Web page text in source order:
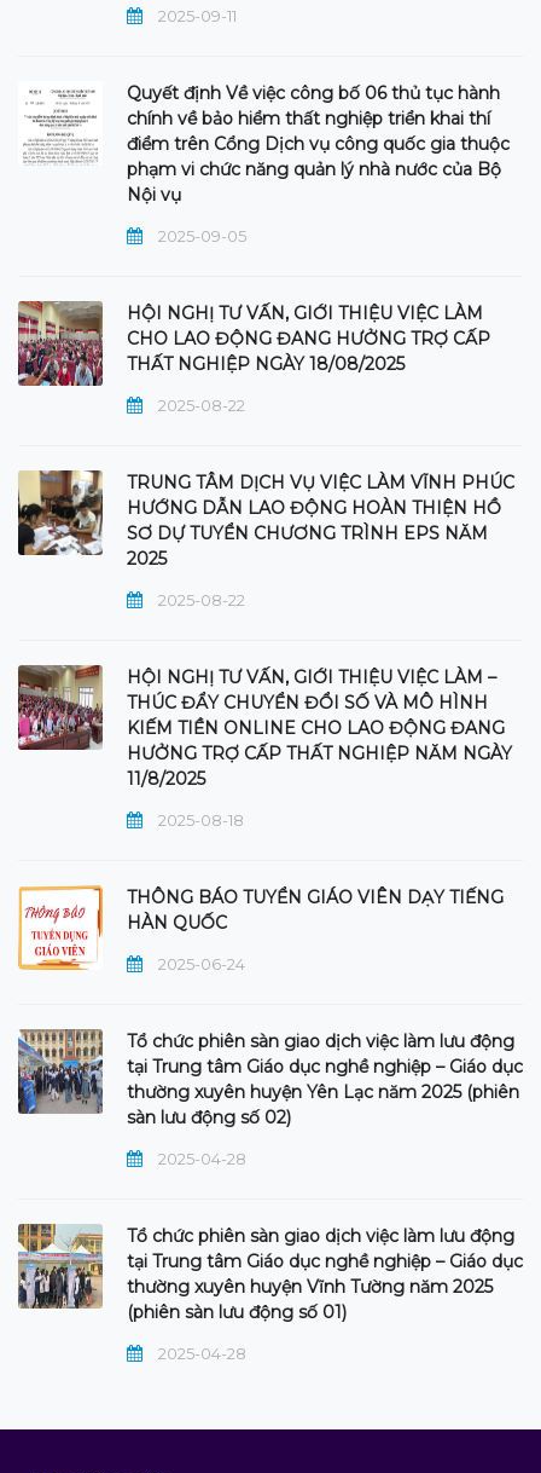
2025-09-11
Quyết định Về việc công bố 06 thủ tục hành
chính về bảo hiểm thất nghiệp triển khai thí
điểm trên Cổng Dịch vụ công quốc gia thuộc
phạm vi chức năng quản lý nhà nước của Bộ
Nội vụ
2025-09-05
HỘI NGHỊ TƯ VẤN, GIỚI THIỆU VIỆC LÀM
CHO LAO ĐỘNG ĐANG HƯỞNG TRỢ CẤP
THẤT NGHIỆP NGÀY 18/08/2025
2025-08-22
TRUNG TÂM DỊCH VỤ VIỆC LÀM VĨNH PHÚC
HƯỚNG DẪN LAO ĐỘNG HOÀN THIỆN HỒ
SƠ DỰ TUYỂN CHƯƠNG TRÌNH EPS NĂM
2025
2025-08-22
HỘI NGHỊ TƯ VẤN, GIỚI THIỆU VIỆC LÀM –
THÚC ĐẨY CHUYỂN ĐỔI SỐ VÀ MÔ HÌNH
KIẾM TIỀN ONLINE CHO LAO ĐỘNG ĐANG
HƯỞNG TRỢ CẤP THẤT NGHIỆP NĂM NGÀY
11/8/2025
2025-08-18
THÔNG BÁO TUYỂN GIÁO VIÊN DẠY TIẾNG
HÀN QUỐC
2025-06-24
Tổ chức phiên sàn giao dịch việc làm lưu động
tại Trung tâm Giáo dục nghề nghiệp – Giáo dục
thường xuyên huyện Yên Lạc năm 2025 (phiên
sàn lưu động số 02)
2025-04-28
Tổ chức phiên sàn giao dịch việc làm lưu động
tại Trung tâm Giáo dục nghề nghiệp – Giáo dục
thường xuyên huyện Vĩnh Tường năm 2025
(phiên sàn lưu động số 01)
2025-04-28